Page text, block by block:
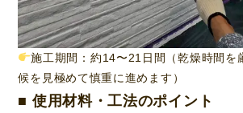
施工期間：約14〜21日間（乾燥時間を
候を見極めて慎重に進めます）
■ 使用材料・工法のポイント